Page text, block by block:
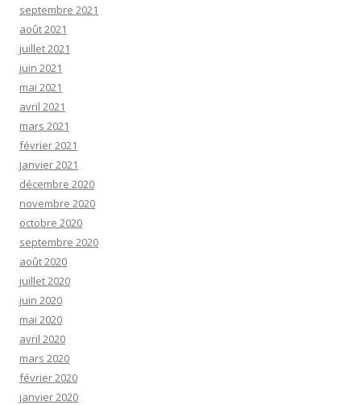
septembre 2021
août 2021
juillet 2021
juin 2021
mai 2021
avril 2021
mars 2021
février 2021
janvier 2021
décembre 2020
novembre 2020
octobre 2020
septembre 2020
août 2020
juillet 2020
juin 2020
mai 2020
avril 2020
mars 2020
février 2020
janvier 2020